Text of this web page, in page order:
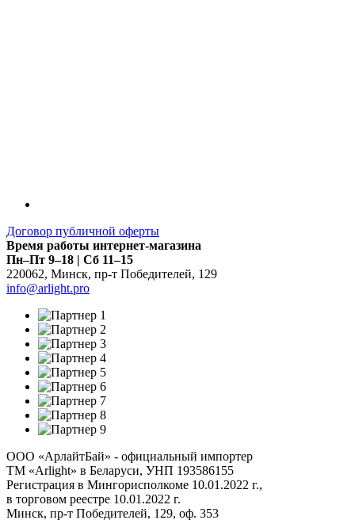
Договор публичной оферты
Время работы интернет-магазина
Пн–Пт 9–18 | Сб 11–15
220062, Минск, пр-т Победителей, 129
info@arlight.pro
ООО «АрлайтБай» - официальный импортер
ТМ «Arlight» в Беларуси, УНП 193586155
Регистрация в Мингорисполкоме 10.01.2022 г.,
в торговом реестре 10.01.2022 г.
Минск, пр-т Победителей, 129, оф. 353